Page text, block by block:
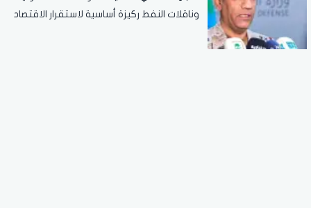
وناقلات النفط ركيزة أساسية لاستقرار الاقتصاد